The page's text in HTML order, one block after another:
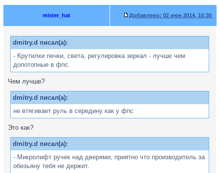
mister_hat Добавлено: 02 июн 2014, 10:30
dmitry.d писал(а):
- Крутилки печки, света, регулировка зеркал - лучше чем
допотопные в фпс.
Чем лучше?
dmitry.d писал(а):
не втягивает руль в середину как у фпс
Это как?
dmitry.d писал(а):
- Микролифт ручек над дверями, приятно что производитель за
обезьяну тебя не держит.